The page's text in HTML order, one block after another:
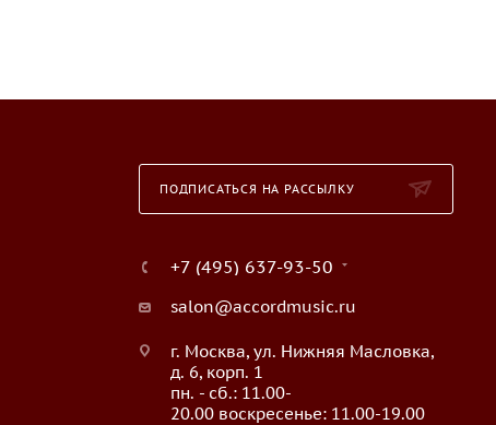
ПОДПИСАТЬСЯ НА РАССЫЛКУ
+7 (495) 637-93-50
salon@accordmusic.ru
г. Москва, ул. Нижняя Масловка,
д. 6, корп. 1
пн. - сб.: 11.00-
20.00 воскресенье: 11.00-19.00